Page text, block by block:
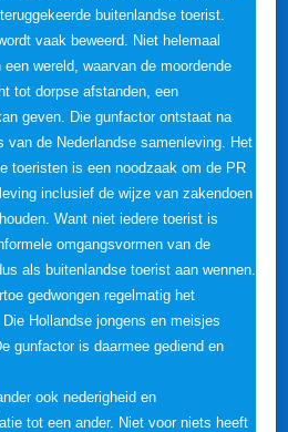
buitenlandse toerist.
vaak beweerd. Niet helemaal
wereld, waarvan de moordende
tot dorpse afstanden, een
geven. Die gunfactor ontstaat na
van de Nederlandse samenleving. Het
toeristen is een noodzaak om de PR
inclusief de wijze van zakendoen
Want niet iedere toerist is
omgangsvormen van de
als buitenlandse toerist aan wennen.
gedwongen regelmatig het
Hollandse jongens en meisjes
gunfactor is daarmee gediend en
ook nederigheid en
tot een ander. Niet voor niets heeft